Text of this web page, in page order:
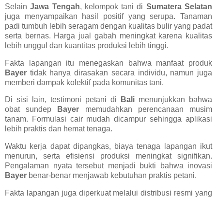
Selain Jawa Tengah, kelompok tani di Sumatera Selatan
juga menyampaikan hasil positif yang serupa. Tanaman
padi tumbuh lebih seragam dengan kualitas bulir yang padat
serta bernas. Harga jual gabah meningkat karena kualitas
lebih unggul dan kuantitas produksi lebih tinggi.
Fakta lapangan itu menegaskan bahwa manfaat produk
Bayer tidak hanya dirasakan secara individu, namun juga
memberi dampak kolektif pada komunitas tani.
Di sisi lain, testimoni petani di Bali menunjukkan bahwa
obat sundep
Bayer memudahkan perencanaan musim
tanam. Formulasi cair mudah dicampur sehingga aplikasi
lebih praktis dan hemat tenaga.
Waktu kerja dapat dipangkas, biaya tenaga lapangan ikut
menurun, serta efisiensi produksi meningkat signifikan.
Pengalaman nyata tersebut menjadi bukti bahwa inovasi
Bayer benar-benar menjawab kebutuhan praktis petani.
Fakta lapangan juga diperkuat melalui distribusi resmi yang